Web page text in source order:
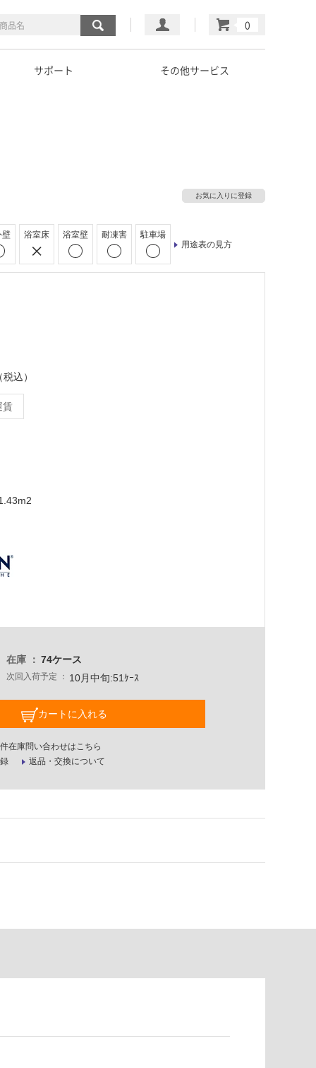
マイページ
カート
サポート その他サービス
お気に入りに登録
壁 浴室床 浴室壁 耐凍害
駐車場
用途表の見方
込）
賃
在庫 74ケース
次回入荷予定 10月中旬:51ｹｰｽ
カートに入れる
在庫問い合わせはこちら
返品・交換について